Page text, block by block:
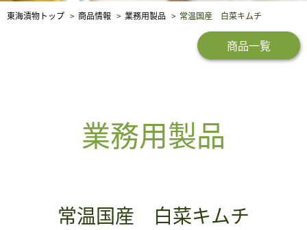
東海漬物トップ 商品情報 業務用製品 常温国産 白菜キムチ
商品一覧
業務用製品
常温国産 白菜キムチ